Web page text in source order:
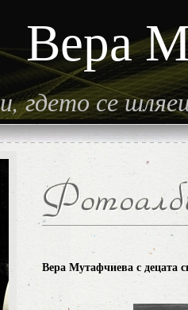
Вера
гдето се
Вера Мутафчиева с децата